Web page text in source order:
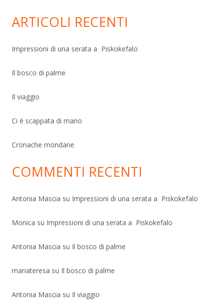
ARTICOLI RECENTI
Impressioni di una serata a Piskokefalo
Il bosco di palme
Il viaggio
Ci è scappata di mano
Cronache mondane
COMMENTI RECENTI
Antonia Mascia su Impressioni di una serata a Piskokefalo
Monica su Impressioni di una serata a Piskokefalo
Antonia Mascia su Il bosco di palme
mariateresa su Il bosco di palme
Antonia Mascia su Il viaggio